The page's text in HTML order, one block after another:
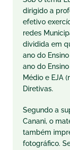
dirigido a
efetivo
redes
dividida em
ano do
ano do
Médio e EJA
Diretivas.
Segundo a
Canani, o
também
fotográfico.